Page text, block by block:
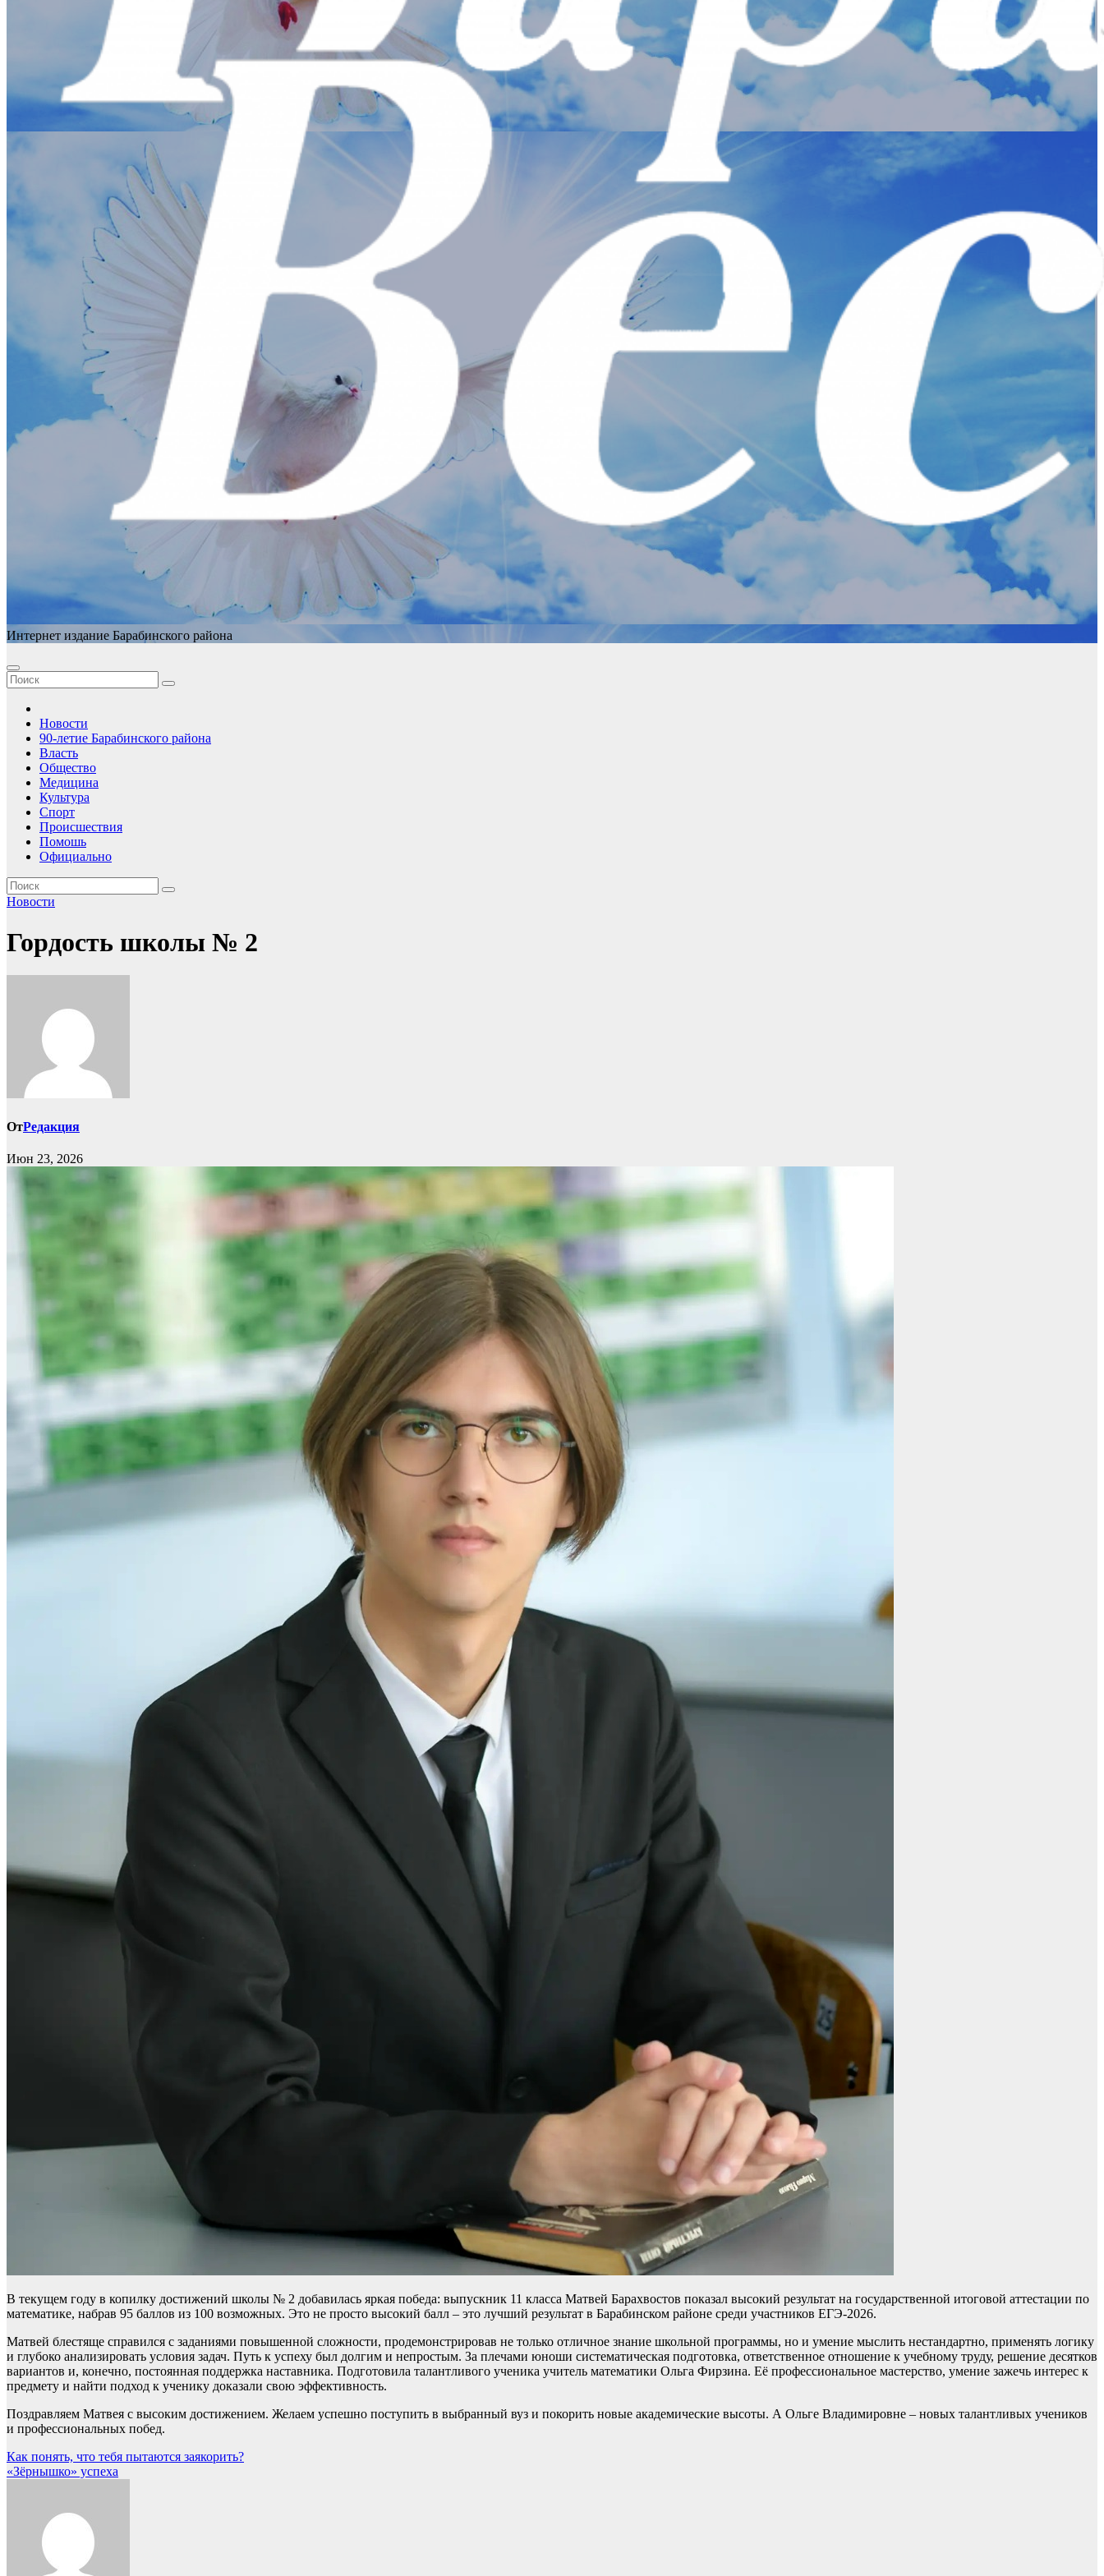
Интернет издание Барабинского района
Новости
90-летие Барабинского района
Власть
Общество
Медицина
Культура
Спорт
Происшествия
Помошь
Официально
Новости
Гордость школы № 2
ОтРедакция
Июн 23, 2026
В текущем году в копилку достижений школы № 2 добавилась яркая победа: выпускник 11 класса Матвей Барахвостов показал высокий результат на государственной итоговой аттестации по
математике, набрав 95 баллов из 100 возможных. Это не просто высокий балл – это лучший результат в Барабинском районе среди участников ЕГЭ-2026.
Матвей блестяще справился с заданиями повышенной сложности, продемонстрировав не только отличное знание школьной программы, но и умение мыслить нестандартно, применять логику
и глубоко анализировать условия задач. Путь к успеху был долгим и непростым. За плечами юноши систематическая подготовка, ответственное отношение к учебному труду, решение десятков
вариантов и, конечно, постоянная поддержка наставника. Подготовила талантливого ученика учитель математики Ольга Фирзина. Её профессиональное мастерство, умение зажечь интерес к
предмету и найти подход к ученику доказали свою эффективность.
Поздравляем Матвея с высоким достижением. Желаем успешно поступить в выбранный вуз и покорить новые академические высоты. А Ольге Владимировне – новых талантливых учеников
и профессиональных побед.
Навигация
по
Как понять, что тебя пытаются заякорить?
«Зёрнышко» успеха